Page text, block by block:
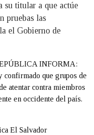
su titular a que actúe
pruebas las
el Gobierno de
INFORMA:
que grupos de
atentar contra miembros
en occidente del país.
El Salvador